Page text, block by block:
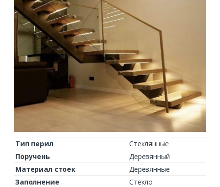
Тип перил
Стеклянные
Поручень
Деревянный
Материал стоек
Деревянные
Заполнение
Стекло